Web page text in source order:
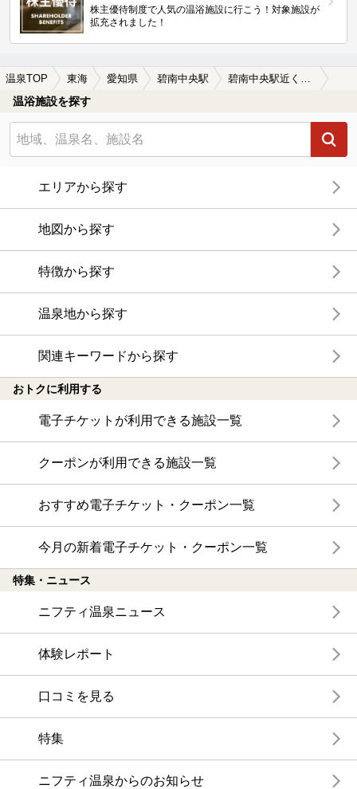
株主優待制度で人気の温浴施設に行こう！対象施設が
拡充されました！
温泉TOP 東海 愛知県 碧南中央駅 碧南中央駅近くの温泉宿・温泉旅館・ホテルおすすめ(2026年版)
温浴施設を探す
エリアから探す
地図から探す
特徴から探す
温泉地から探す
関連キーワードから探す
おトクに利用する
電子チケットが利用できる施設一覧
クーポンが利用できる施設一覧
おすすめ電子チケット・クーポン一覧
今月の新着電子チケット・クーポン一覧
特集・ニュース
ニフティ温泉ニュース
体験レポート
口コミを見る
特集
ニフティ温泉からのお知らせ